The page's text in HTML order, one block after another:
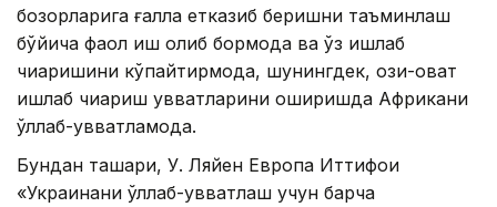
бозорларига ғалла етказиб беришни таъминлаш
бўйича фаол иш олиб бормоқда ва ўз ишлаб
чиқаришини кўпайтирмоқда, шунингдек, озиқ-овқат
ишлаб чиқариш қувватларини оширишда Африкани
қўллаб-қувватламоқда.
Бундан ташқари, У. Ляйен Европа Иттифоқи
«Украинани қўллаб-қувватлаш учун барча